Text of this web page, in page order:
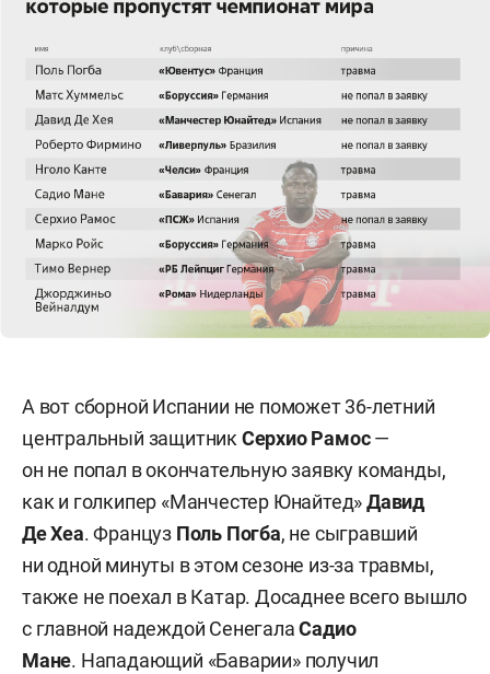
А вот сборной Испании не поможет 36-летний
центральный защитник Серхио Рамос—
он не попал в окончательную заявку команды,
как и голкипер «Манчестер Юнайтед»Давид
Де Хеа. Француз Поль Погба, не сыгравший
ни одной минуты в этом сезоне из-за травмы,
также не поехал в Катар. Досаднее всего вышло
с главной надеждой СенегалаСадио
Мане. Нападающий «Баварии» получил